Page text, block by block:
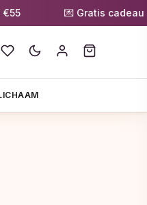
💌 Gratis cadeau bij